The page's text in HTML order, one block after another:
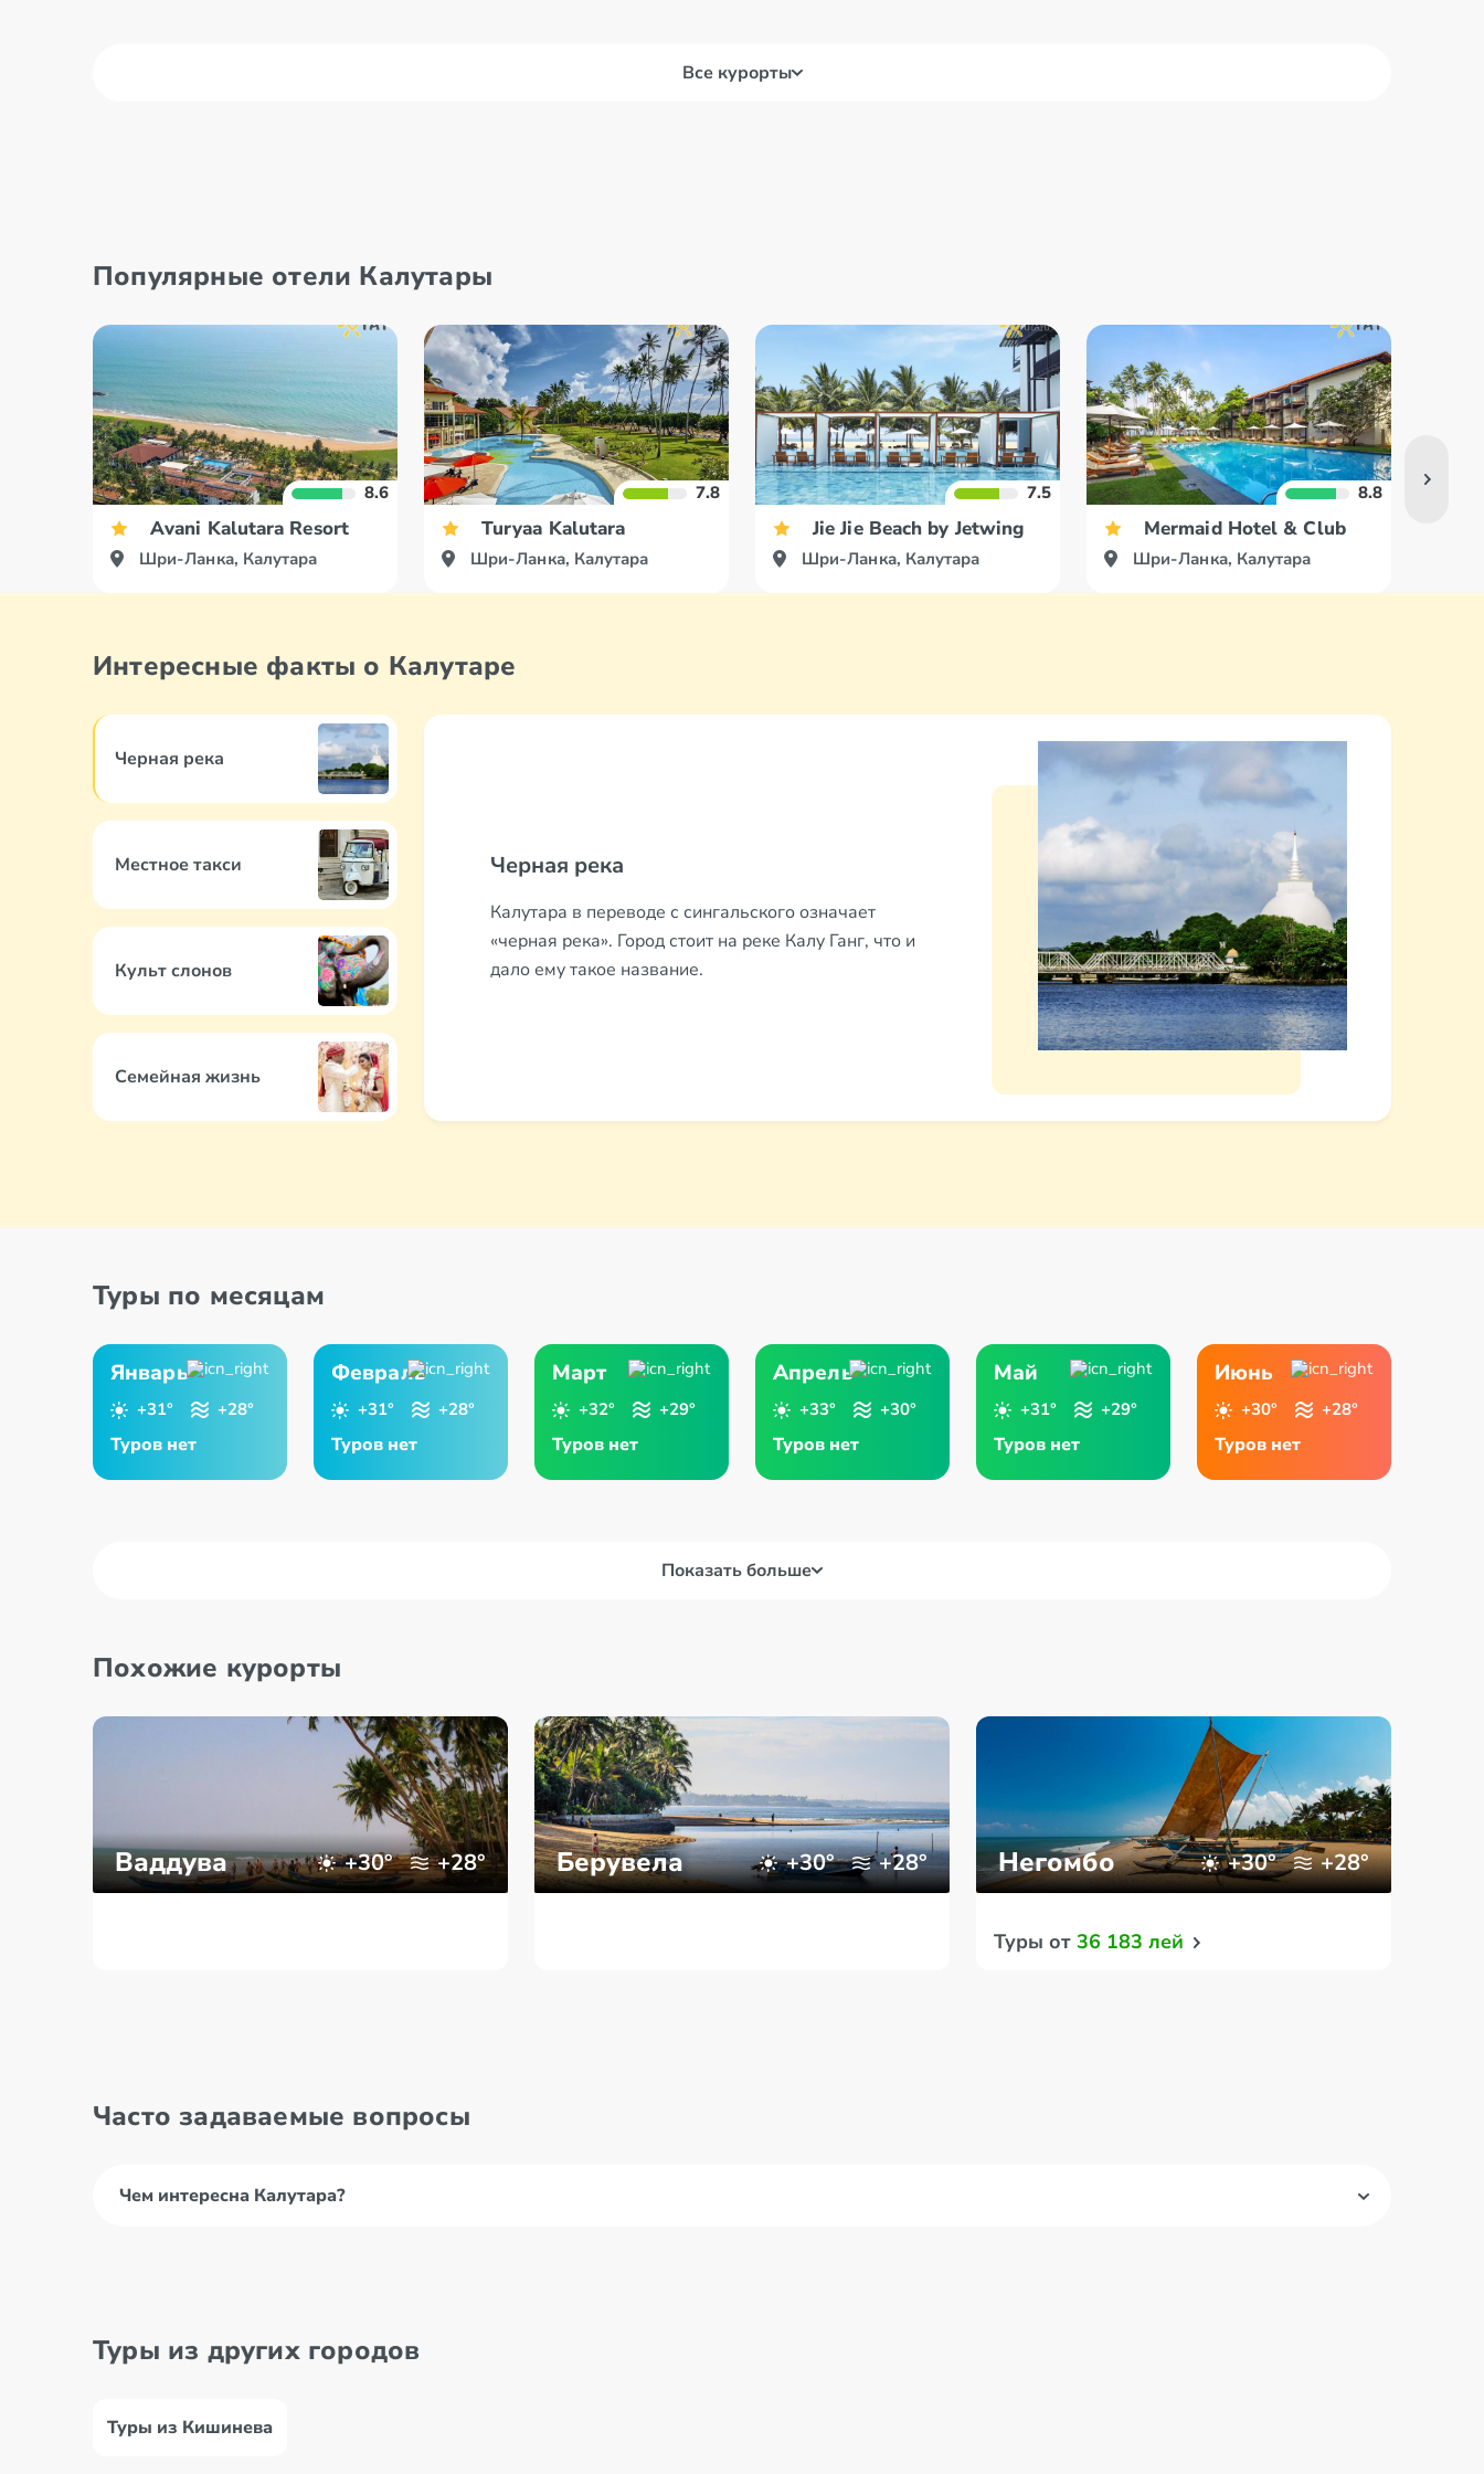
Все курорты
Популярные отели Калутары
8.6
Avani Kalutara Resort
Шри-Ланка, Калутара
7.8
Turyaa Kalutara
Шри-Ланка, Калутара
7.5
Jie Jie Beach by Jetwing
Шри-Ланка, Калутара
8.8
Mermaid Hotel & Club
Шри-Ланка, Калутара
Интересные факты о Калутаре
Черная река
Местное такси
Культ слонов
Семейная жизнь
Черная река
Калутара в переводе с сингальского означает
«черная река». Город стоит на реке Калу Ганг, что и
дало ему такое название.
Местное такси
передвижения в Калутаре есть такси — тук-тук. Это
крытый трехколесный мопед, останавливающийся
по мановению руки.
Культ слонов
В каждом буддийском храме на острове должен
быть как минимум один слон. В больших храмах их
может быть несколько.
На Шри-Ланке один из самых низких уровней
разводов в мире — всего 1%. А все потому, что по
закону после развода мужчина должен
выплачивать бывшей жене половину своего
Туры по месяцам
Январь
+31° +28°
Туров нет
Февраль
+31° +28°
Туров нет
Март
+32° +29°
Туров нет
Апрель
+33° +30°
Туров нет
Май
+31° +29°
Туров нет
Июнь
+30° +28°
Туров нет
Показать больше
Похожие курорты
Ваддува +30° +28° Берувела +30° +28° Негомбо +30° +28°
Туры от 36 183 лей
Часто задаваемые вопросы
Чем интересна Калутара?
Туры из других городов
Туры из Кишинева